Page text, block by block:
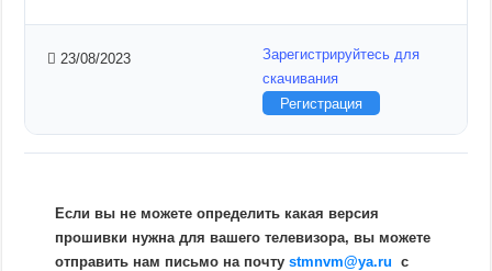
23/08/2023
Зарегистрируйтесь для
скачивания
Регистрация
Если вы не можете определить какая версия
прошивки нужна для вашего телевизора, вы можете
отправить нам письмо на почтуstmnvm@ya.ru c